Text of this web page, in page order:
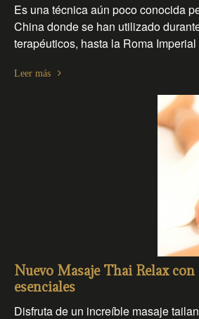
Es una técnica aún poco conocida
China donde se han utilizado
terapéuticos, hasta la Roma
Leer más
Nuevo Masaje Thai Relax con
esenciales
Disfruta de un increíble masaje